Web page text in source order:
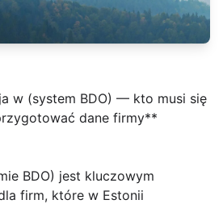
w (system BDO) — kto musi się
dane firmy**
BDO) jest kluczowym
firm, które w Estonii